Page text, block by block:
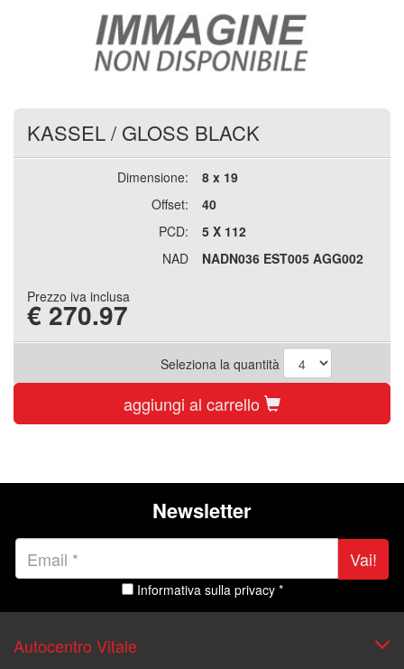
KASSEL/ GLOSS BLACK
Dimensione:
8 x 19
Offset:
40
PCD:
5 X 112
NAD
NADN036 EST005 AGG002
Prezzo iva inclusa
€ 270.97
Seleziona la quantità
aggiungi al carrello
Newsletter
Vai!
Informativa sulla privacy *
Autocentro Vitale